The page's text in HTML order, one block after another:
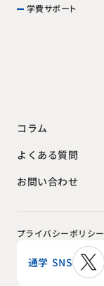
学費サポート
コラム
よくある質問
お問い合わせ
プライバシーポリシー
通学 SNS